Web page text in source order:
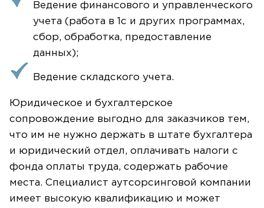
Ведение финансового и управленческого
учета (работа в 1с и других программах,
сбор, обработка, предоставление
данных);
Ведение складского учета.
Юридическое и бухгалтерское
сопровождение выгодно для заказчиков тем,
что им не нужно держать в штате бухгалтера
и юридический отдел, оплачивать налоги с
фонда оплаты труда, содержать рабочие
места. Специалист аутсорсинговой компании
имеет высокую квалификацию и может